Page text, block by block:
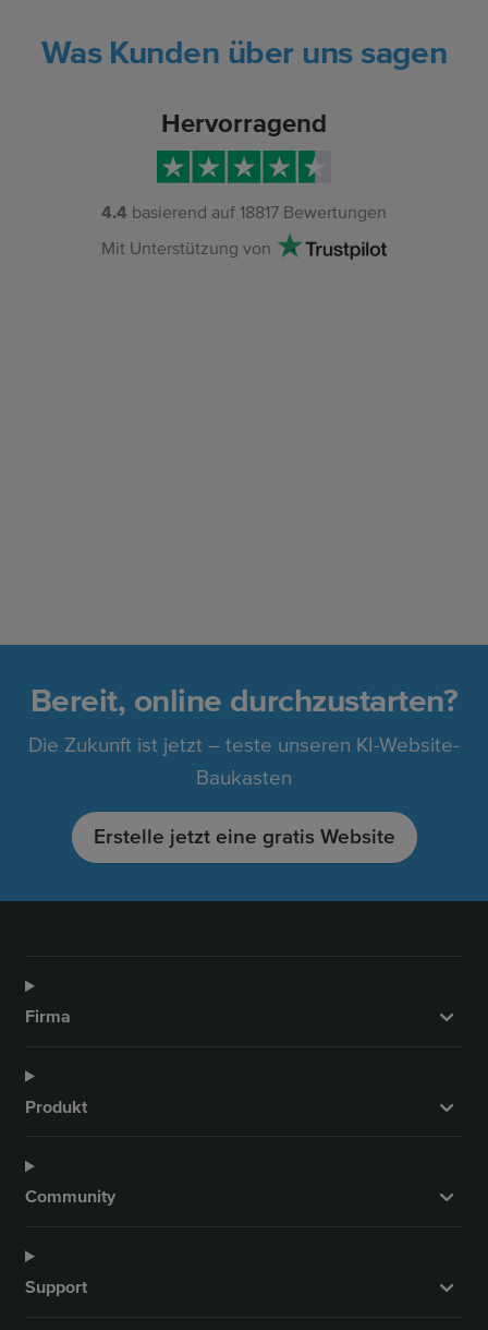
Was Kunden über uns sagen
Hervorragend
4.4 basierend auf 18817 Bewertungen
Mit Unterstützung von
Bereit, online durchzustarten?
Die Zukunft ist jetzt – teste unseren KI-Website-
Baukasten
Erstelle jetzt eine gratis Website
Firma
Produkt
Community
Support